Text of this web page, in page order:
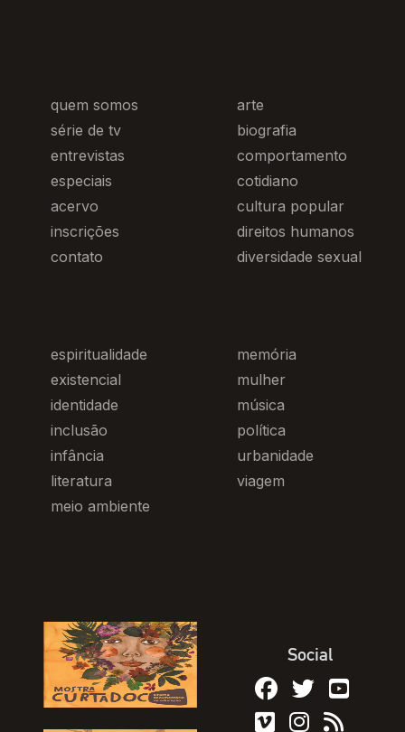
quem somos
série de tv
entrevistas
especiais
acervo
inscrições
contato
arte
biografia
comportamento
cotidiano
cultura popular
direitos humanos
diversidade sexual
espiritualidade
existencial
identidade
inclusão
infância
literatura
meio ambiente
memória
mulher
música
política
urbanidade
viagem
Social